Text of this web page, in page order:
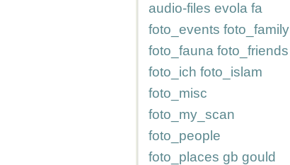
audio-files evola fa
foto_events foto_family
foto_fauna foto_friends
foto_ich foto_islam
foto_misc
foto_my_scan
foto_people
foto_places gb gould